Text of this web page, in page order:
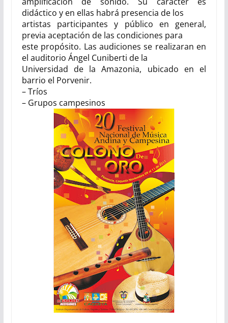
didáctico y en ellas habrá presencia de los
artistas participantes y público en general,
previa aceptación de las condiciones para
este propósito. Las audiciones se realizaran en
el auditorio Ángel Cuniberti de la
Universidad de la Amazonia, ubicado en el
barrio el Porvenir.
– Tríos
– Grupos campesinos